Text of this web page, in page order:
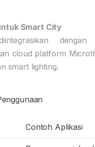
Smart City
dengan
cloud platform
smart lighting.
Contoh Aplikasi